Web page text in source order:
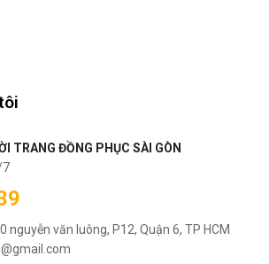
TRANG ĐỒNG PHỤC SÀI GÒN
7
nguyễn văn luông, P12, Quận 6, TP HCM